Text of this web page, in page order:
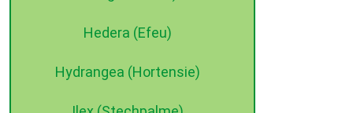
Hedera (Efeu)
Hydrangea (Hortensie)